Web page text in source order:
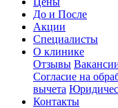
До и После
Акции
Специалисты
О клинике
Отзывы
Согласие на
вычета
Контакты